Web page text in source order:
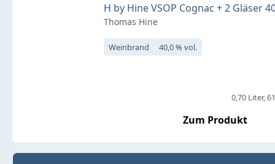
H by Hine VSOP Cognac + 2 Gläser
Thomas Hine
Weinbrand 40,0 % vol.
0,70 Liter
Zum Produkt